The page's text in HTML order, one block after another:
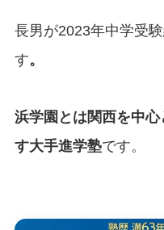
長男が2023年中学受
す。
浜学園とは関西を中
す大手進学塾です。